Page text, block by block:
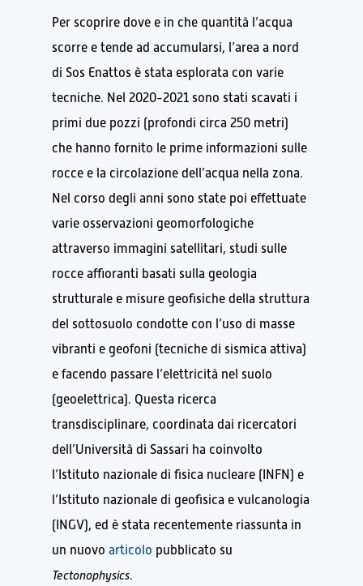
Per scoprire dove e in che quantità l’acqua
scorre e tende ad accumularsi, l’area a nord
di Sos Enattos è stata esplorata con varie
tecniche. Nel 2020-2021 sono stati scavati i
primi due pozzi (profondi circa 250 metri)
che hanno fornito le prime informazioni sulle
rocce e la circolazione dell’acqua nella zona.
Nel corso degli anni sono state poi effettuate
varie osservazioni geomorfologiche
attraverso immagini satellitari, studi sulle
rocce affioranti basati sulla geologia
strutturale e misure geofisiche della struttura
del sottosuolo condotte con l’uso di masse
vibranti e geofoni (tecniche di sismica attiva)
e facendo passare l’elettricità nel suolo
(geoelettrica). Questa ricerca
transdisciplinare, coordinata dai ricercatori
dell’Università di Sassari ha coinvolto
l’Istituto nazionale di fisica nucleare (INFN) e
l’Istituto nazionale di geofisica e vulcanologia
(INGV), ed è stata recentemente riassunta in
un nuovo articolo pubblicato su
Tectonophysics.